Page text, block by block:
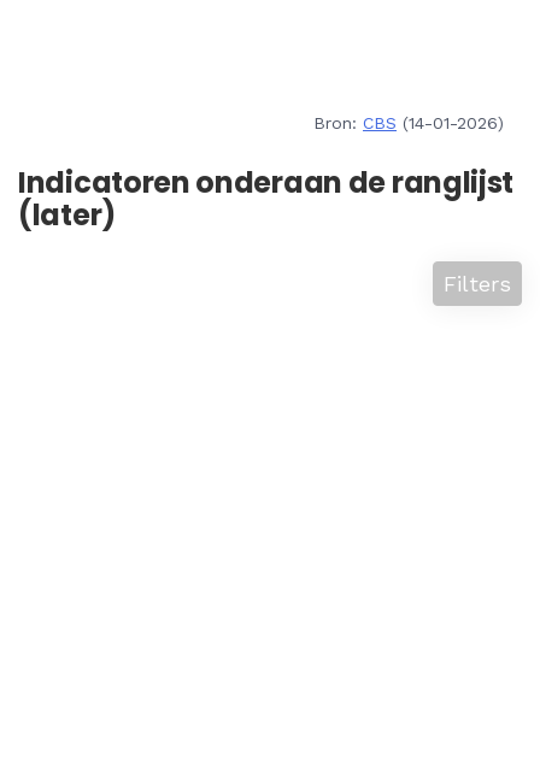
Bron: CBS (14-01-2026)
Indicatoren onderaan de ranglijst
(later)
Filters